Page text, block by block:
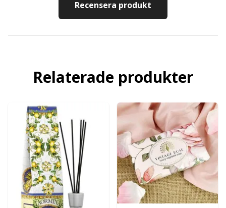
Recensera produkt
Relaterade produkter